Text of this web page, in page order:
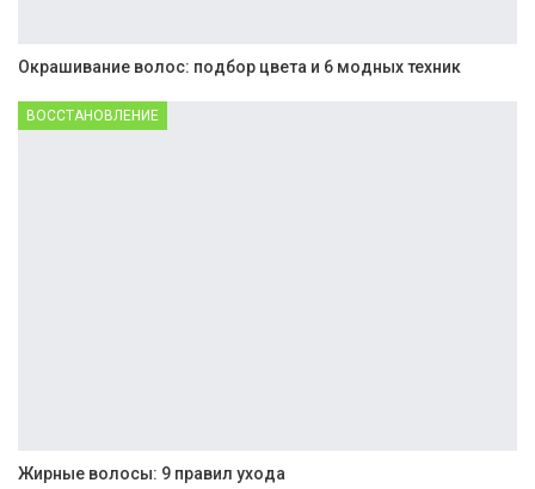
Окрашивание волос: подбор цвета и 6 модных техник
ВОССТАНОВЛЕНИЕ
Жирные волосы: 9 правил ухода